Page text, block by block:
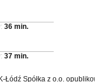
36 min.
37 min.
Łódź Spółka z o.o.